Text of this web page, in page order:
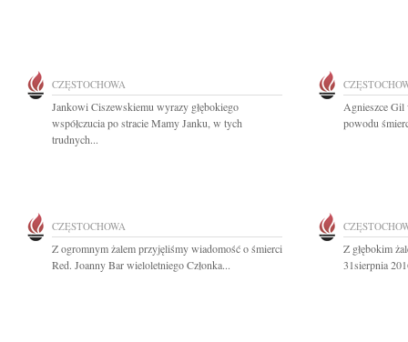
CZĘSTOCHOWA
Jankowi Ciszewskiemu wyrazy głębokiego
współczucia po stracie Mamy Janku, w tych
trudnych...
Agnieszce Gil
powodu
CZĘSTOCHOWA
Z ogromnym żalem przyjęliśmy wiadomość o śmierci
Red. Joanny Bar wieloletniego Członka...
Z głębokim
31sierpnia